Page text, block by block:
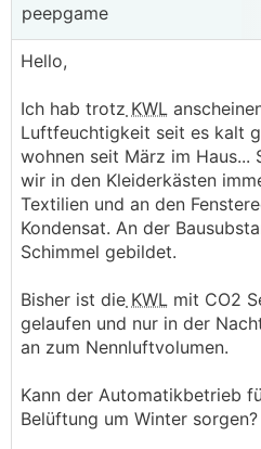
peepgame
Hello,
Ich hab trotz KWL
Luftfeuchtigkeit seit es kalt
wohnen seit März im Haus...
wir in den Kleiderkästen
Textilien und an den
Kondensat. An der
Schimmel gebildet.
Bisher ist die KWL mit CO2
gelaufen und nur in der
an zum Nennluftvolumen.
Kann der Automatikbetrieb
Belüftung um Winter sorgen?